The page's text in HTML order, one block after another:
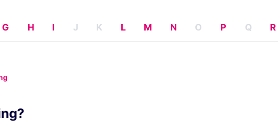
G H I J K L M N O P Q R